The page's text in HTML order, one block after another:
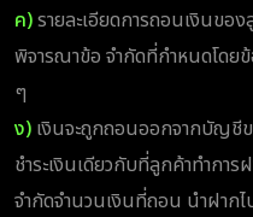
ค)รายละเอียดการถอนเงินขอ
พิจารณาข้อ จำกัดที่กำหนดโดย
ๆ
ง) เงินจะถูกถอนออกจากบัญชี
ชำระเงินเดียวกับที่ลูกค้าทำกา
จำกัดจำนวนเงินที่ถอน นำฝากไ